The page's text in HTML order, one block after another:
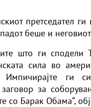
претседател
беше и
што ги сподели
сила во
Импичирајте ги
за
со Барак Обама“,